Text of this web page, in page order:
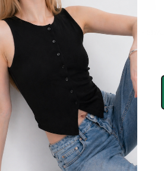
DANZY
İp Askılı Taş Tasarım Bodysuit - SİYAH
₺ 769.99